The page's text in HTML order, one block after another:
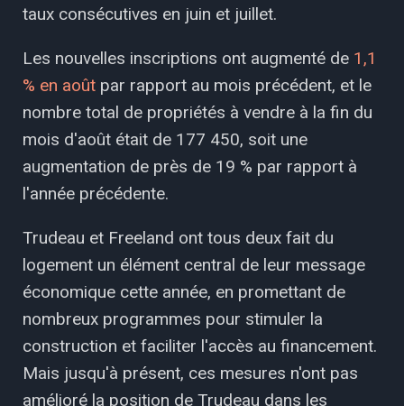
taux consécutives en juin et juillet.
Les nouvelles inscriptions ont augmenté de 1,1
% en août par rapport au mois précédent, et le
nombre total de propriétés à vendre à la fin du
mois d'août était de 177 450, soit une
augmentation de près de 19 % par rapport à
l'année précédente.
Trudeau et Freeland ont tous deux fait du
logement un élément central de leur message
économique cette année, en promettant de
nombreux programmes pour stimuler la
construction et faciliter l'accès au financement.
Mais jusqu'à présent, ces mesures n'ont pas
amélioré la position de Trudeau dans les